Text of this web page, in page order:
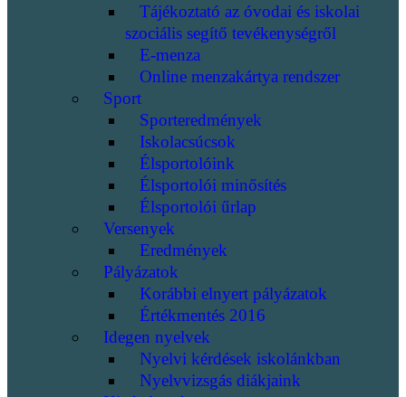
Tájékoztató az óvodai és iskolai
szociális segítő tevékenységről
E-menza
Online menzakártya rendszer
Sport
Sporteredmények
Iskolacsúcsok
Élsportolóink
Élsportolói minősítés
Élsportolói űrlap
Versenyek
Eredmények
Pályázatok
Korábbi elnyert pályázatok
Értékmentés 2016
Idegen nyelvek
Nyelvi kérdések iskolánkban
Nyelvvizsgás diákjaink